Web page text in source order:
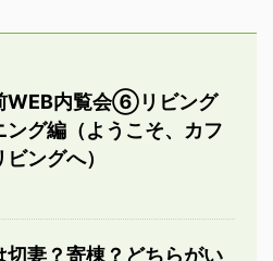
WEB内覧会⑥リビング
ング編（ようこそ、カフ
ビングへ）
切妻？寄棟？どちらがい